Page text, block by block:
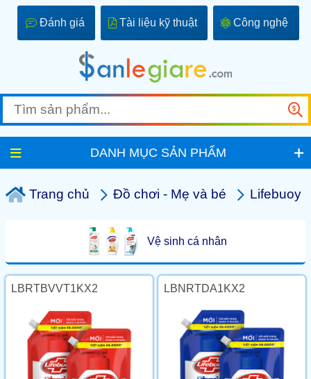
Đánh giá Tài liệu kỹ thuật Công nghệ
DANH MỤC SẢN PHẨM
Trang chủ Đồ chơi - Mẹ và bé Lifebuoy
Vệ sinh cá nhân
LBRTBVVT1KX2 LBNRTDA1KX2